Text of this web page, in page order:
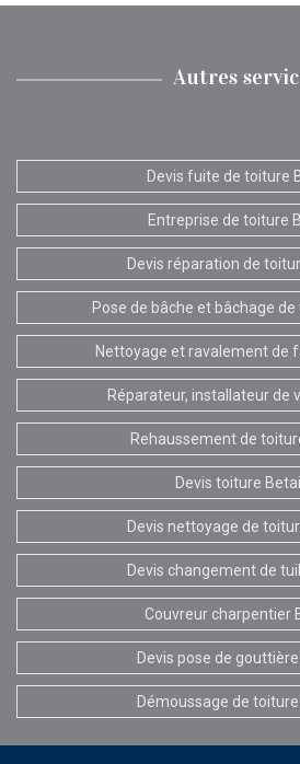
Autres
Devis fuite de toiture
Entreprise de toiture
Devis réparation de
Pose de bâche et bâchage
Nettoyage et ravalement de
Réparateur, installateur de
Rehaussement de
Devis toiture
Devis nettoyage de
Devis changement de
Couvreur charpentier
Devis pose de
Démoussage de